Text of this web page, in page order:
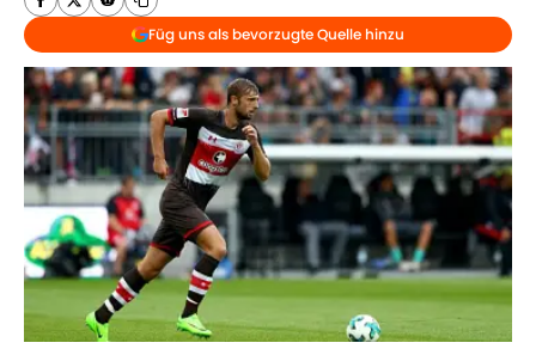
Füg uns als bevorzugte Quelle hinzu